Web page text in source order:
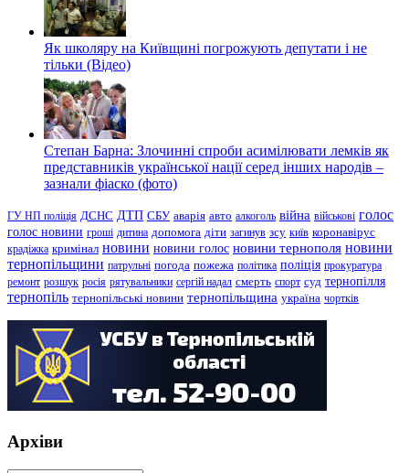
Як школяру на Київщині погрожують депутати і не
тільки (Відео)
Степан Барна: Злочинні спроби асимілювати лемків як
представників української нації серед інших народів –
зазнали фіаско (фото)
ГУ НП поліція ДСНС ДТП СБУ аварія авто алкоголь війна військові голос
голос новини гроші дитина допомога діти загинув зсу київ коронавірус
крадіжка кримінал новини новини голос новини тернополя новини
тернопільщини патрульні погода пожежа політика поліція прокуратура
ремонт розшук росія рятувальники сергій надал смерть спорт суд тернопілля
тернопіль тернопільські новини тернопільщина україна чортків
Архіви